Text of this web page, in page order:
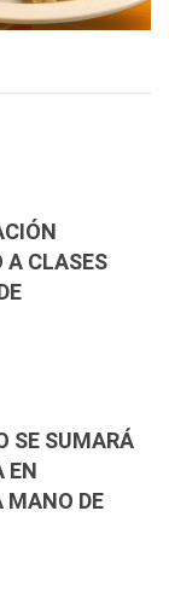
A CLASES
SE SUMARÁ
EN
MANO DE